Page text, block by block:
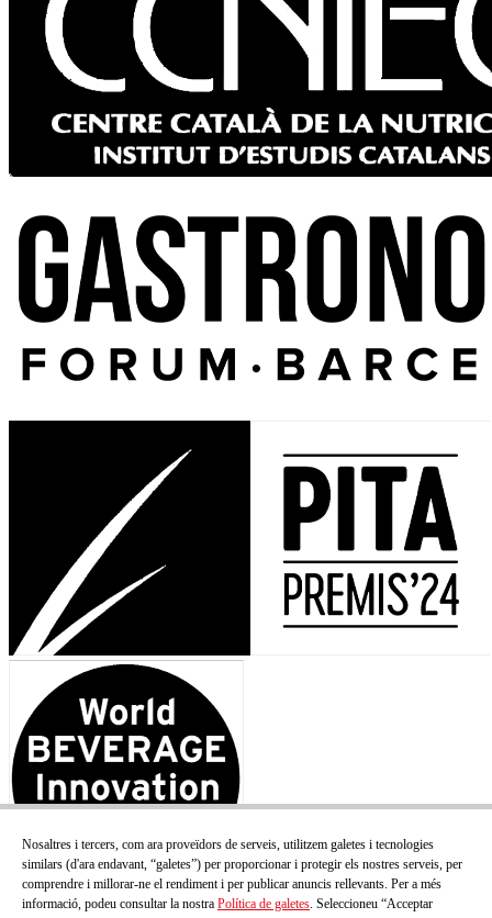
Nosaltres i tercers, com ara proveïdors de serveis, utilitzem galetes i tecnologies
similars (d'ara endavant, “galetes”) per proporcionar i protegir els nostres serveis, per
comprendre i millorar-ne el rendiment i per publicar anuncis rellevants. Per a més
informació, podeu consultar la nostra Política de galetes. Seleccioneu “Acceptar